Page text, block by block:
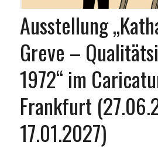
Ausstellung
Greve –
1972“ im
Frankfurt
17.01.2027)